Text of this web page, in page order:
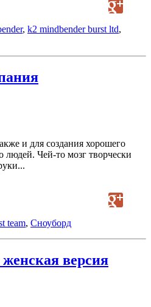
, k2 mindbender burst ltd,
и для создания хорошего
людей. Чей-то мозг творчески
team, Сноуборд
версия